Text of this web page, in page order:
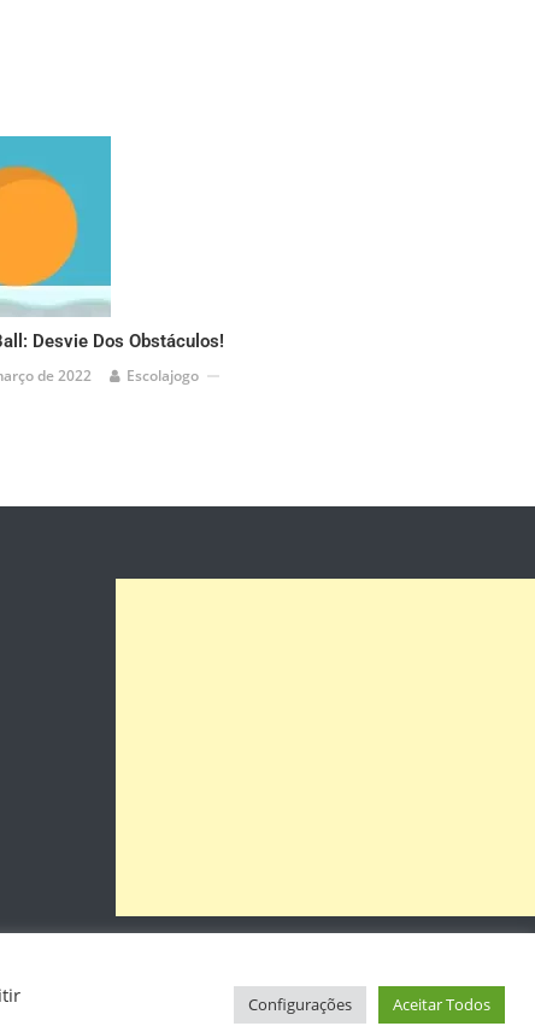
Desvie Dos Obstáculos!
de 2022 Escolajogo
Início Sobre Posts
Configurações Aceitar Todos